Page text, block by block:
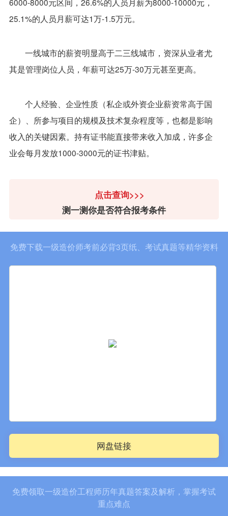
25.1%的人员月薪可达1万-1.5万元。
一线城市的薪资明显高于二三线城市，资深从业者尤
其是管理岗位人员，年薪可达25万-30万元甚至更高。
个人经验、企业性质（私企或外资企业薪资常高于国
企）、所参与项目的规模及技术复杂程度等，也都是影响
收入的关键因素。持有证书能直接带来收入加成，许多企
业会每月发放1000-3000元的证书津贴。
点击查询>>>
测一测你是否符合报考条件
免费下载一级造价师考前必背3页纸、考试真题等精华资料
网盘链接
免费领取一级造价工程师历年真题答案及解析，掌握考试
重点难点